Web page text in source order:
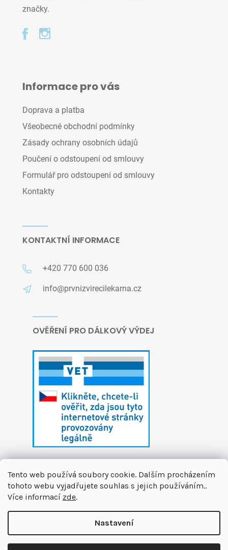
Tento web používá soubory cookie. Dalším procházením
tohoto webu vyjadřujete souhlas s jejich používáním..
Více informací zde.
Nastavení
🏝️ Dáváme si letní pauzu. Připravujeme pro vás novinky a na
značky.
Informace pro vás
Doprava a platba
Všeobecné obchodní podmínky
Zásady ochrany osobních údajů
Poučení o odstoupení od smlouvy
Formulář pro odstoupení od smlouvy
Kontakty
KONTAKTNÍ INFORMACE
+420 770 600 036
info@prvnizvirecilekarna.cz
OVĚŘENÍ PRO DÁLKOVÝ VÝDEJ
Copyright 2026První zvířecí lékárna. Všechna